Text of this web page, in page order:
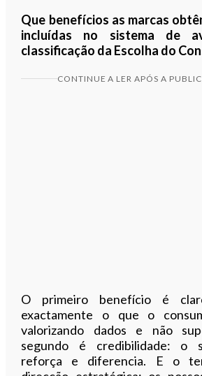
Que benefícios as marcas
incluídas no sistema de
classificação da Escolha do
CONTINUE A LER APÓS A
O primeiro benefício é
exactamente o que o
valorizando dados e não
segundo é credibilidade: o
reforça e diferencia. E o